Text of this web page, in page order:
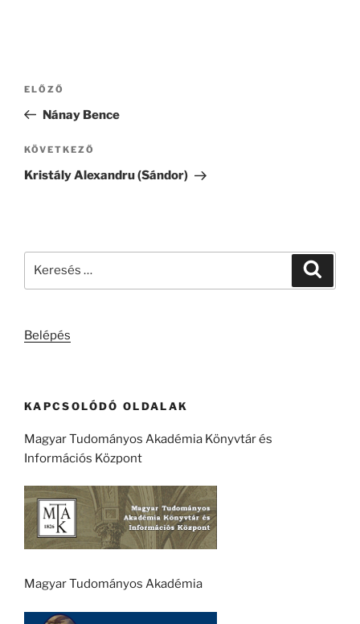
Bejegyzés
Korábbi
bejegyzés
ELŐZŐ
Nánay Bence
Következő
bejegyzés
KÖVETKEZŐ
Kristály Alexandru (Sándor)
Belépés
KAPCSOLÓDÓ OLDALAK
Magyar Tudományos Akadémia Könyvtár és
Információs Központ
Magyar Tudományos Akadémia